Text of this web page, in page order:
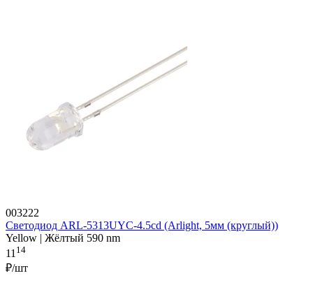
003222
Светодиод ARL-5313UYC-4.5cd (Arlight, 5мм (круглый))
Yellow | Жёлтый 590 nm
1114
₽/шт